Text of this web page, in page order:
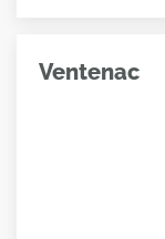
Ventenac